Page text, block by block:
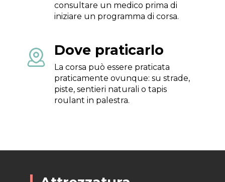
consultare un medico prima di
iniziare un programma di corsa.
 Dove praticarlo
La corsa può essere praticata
praticamente ovunque: su strade,
piste, sentieri naturali o tapis
roulant in palestra.